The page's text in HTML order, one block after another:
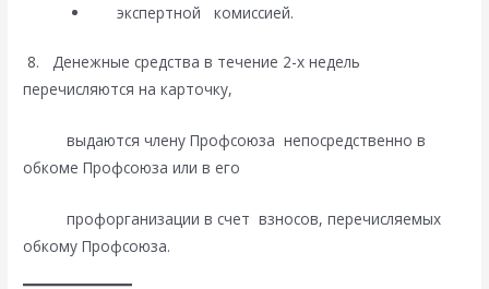
экспертной комиссией.
8. Денежные средства в течение 2-х недель
перечисляются на карточку,
выдаются члену Профсоюза непосредственно в
обкоме Профсоюза или в его
профорганизации в счет взносов, перечисляемых
обкому Профсоюза.